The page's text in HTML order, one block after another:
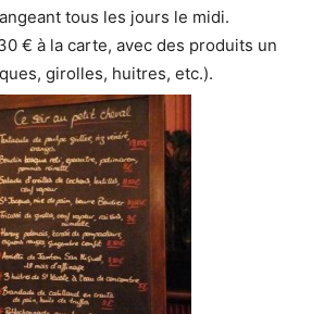
tous les jours le midi.
€ à la carte, avec des produits un
girolles, huitres, etc.).